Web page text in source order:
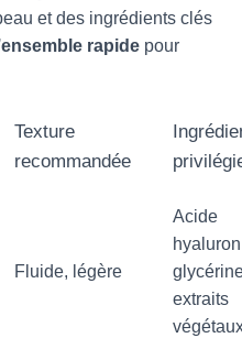
et des ingrédients clés
rapide pour
Texture
recommandée
Fluide, légère
Acide
extraits